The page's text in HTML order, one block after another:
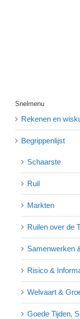
Snelmenu
Rekenen en
Begrippenlijst
Schaarste
Ruil
Markten
Ruilen over de
Samenwerken
Risico &
Welvaart &
Goede Tijden,